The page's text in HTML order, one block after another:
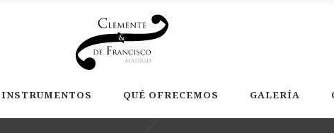
INSTRUMENTOS QUÉ OFRECEMOS GALERÍA